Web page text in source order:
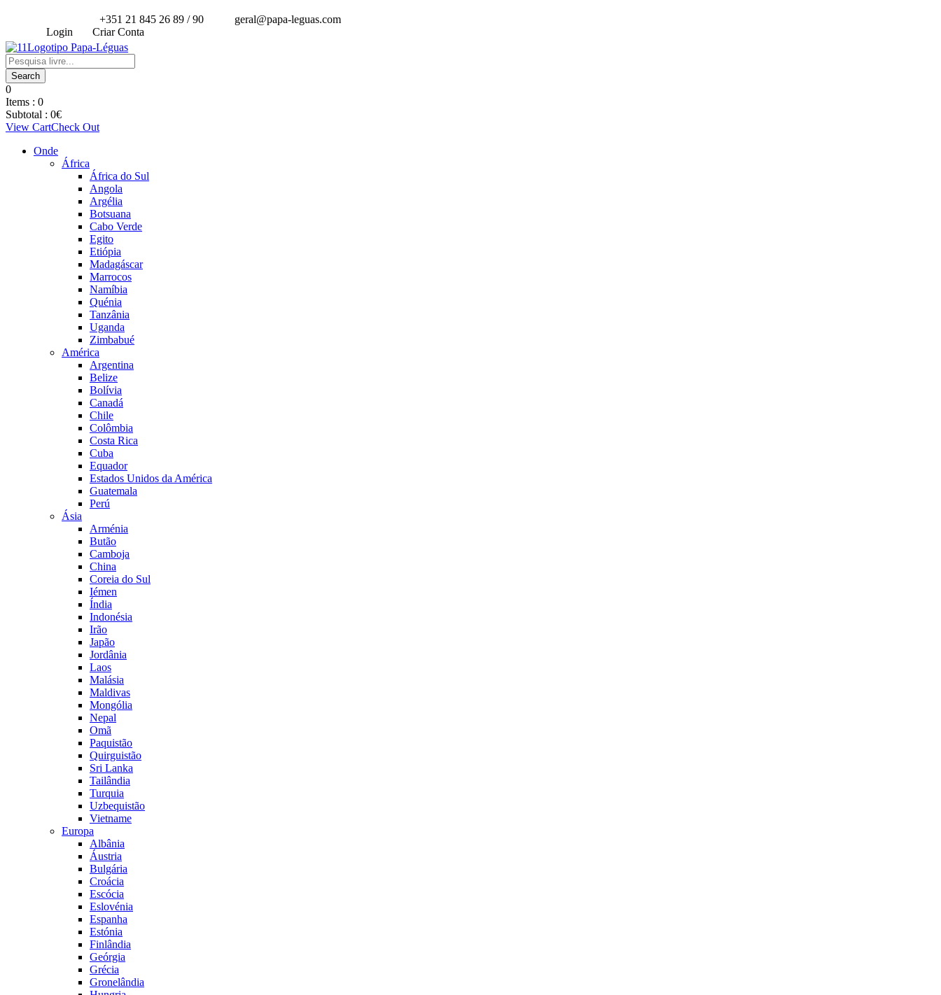
+351 21 845 26 89 / 90
geral@papa-leguas.com
Login
Criar Conta
0
Items : 0
Subtotal : 0€
View CartCheck Out
Onde
África
África do Sul
Angola
Argélia
Botsuana
Cabo Verde
Egito
Etiópia
Madagáscar
Marrocos
Namíbia
Quénia
Tanzânia
Uganda
Zimbabué
América
Argentina
Belize
Bolívia
Canadá
Chile
Colômbia
Costa Rica
Cuba
Equador
Estados Unidos da América
Guatemala
Perú
Ásia
Arménia
Butão
Camboja
China
Coreia do Sul
Iémen
Índia
Indonésia
Irão
Japão
Jordânia
Laos
Malásia
Maldivas
Mongólia
Nepal
Omã
Paquistão
Quirguistão
Sri Lanka
Tailândia
Turquia
Uzbequistão
Vietname
Europa
Albânia
Áustria
Bulgária
Croácia
Escócia
Eslovénia
Espanha
Estónia
Finlândia
Geórgia
Grécia
Gronelândia